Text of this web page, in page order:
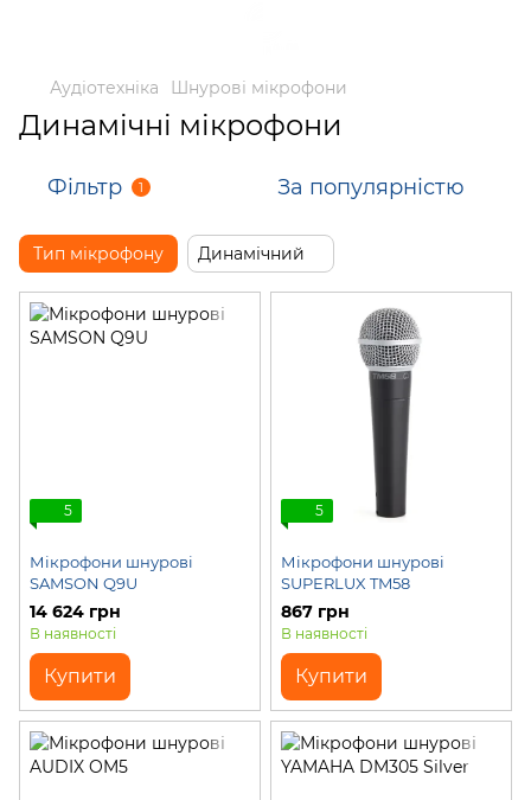
Аудіотехніка Шнурові мікрофони
Динамічні мікрофони
Фільтр 1 За популярністю
Тип мікрофону Динамічний
5
Мікрофони шнурові
SAMSON Q9U
14 624 грн
В наявності
Купити
5
Мікрофони шнурові
SUPERLUX TM58
867 грн
В наявності
Купити